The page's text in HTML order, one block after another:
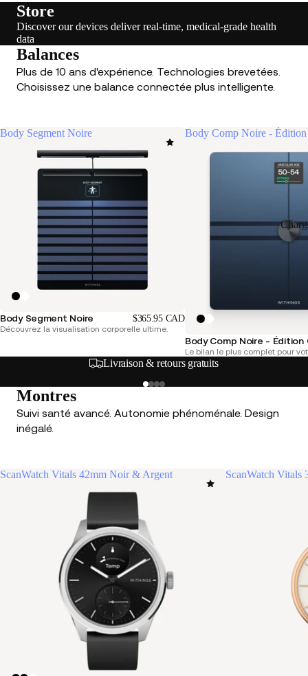
Store
Discover our devices deliver real-time, medical-grade health
data
Balances
Plus de 10 ans d'expérience. Technologies brevetées.
Choisissez une balance connectée plus intelligente.
Body Segment Noire
Body Segment Noire $365.95 CAD
Découvrez la visualisation corporelle ultime.
Body Comp Noire - Édition
Body Comp Noire - Édition
Le bilan le plus complet pour
Livraison & retours gratuits
Montres
Suivi santé avancé. Autonomie phénoménale. Design
inégalé.
ScanWatch Vitals 42mm Noir & Argent ScanWatch Vitals